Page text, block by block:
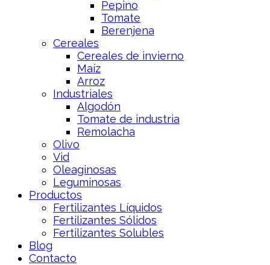
Pepino
Tomate
Berenjena
Cereales
Cereales de invierno
Maíz
Arroz
Industriales
Algodón
Tomate de industria
Remolacha
Olivo
Vid
Oleaginosas
Leguminosas
Productos
Fertilizantes Líquidos
Fertilizantes Sólidos
Fertilizantes Solubles
Blog
Contacto